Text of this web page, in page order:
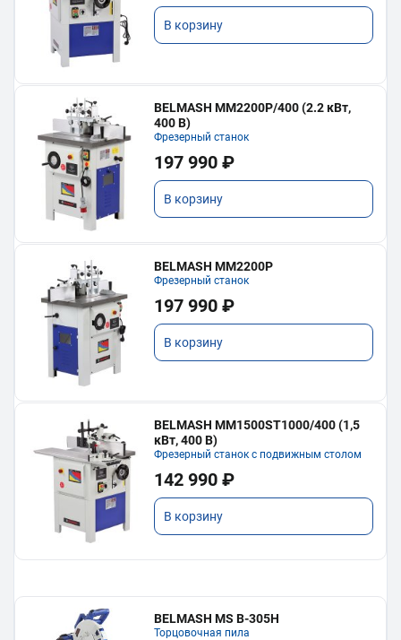
В корзину
BELMASH MM2200P/400 (2.2 кВт,
400 В)
Фрезерный станок
197 990 ₽
В корзину
BELMASH MM2200P
Фрезерный станок
197 990 ₽
В корзину
BELMASH MM1500ST1000/400 (1,5
кВт, 400 В)
Фрезерный станок с подвижным столом
142 990 ₽
В корзину
BELMASH MS B-305H
Торцовочная пила